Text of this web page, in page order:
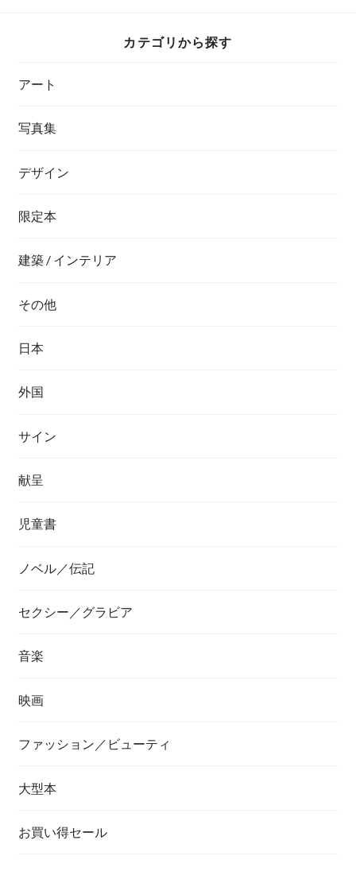
カテゴリから探す
アート
写真集
デザイン
限定本
建築 / インテリア
その他
日本
外国
サイン
献呈
児童書
ノベル／伝記
セクシー／グラビア
音楽
映画
ファッション／ビューティ
大型本
お買い得セール